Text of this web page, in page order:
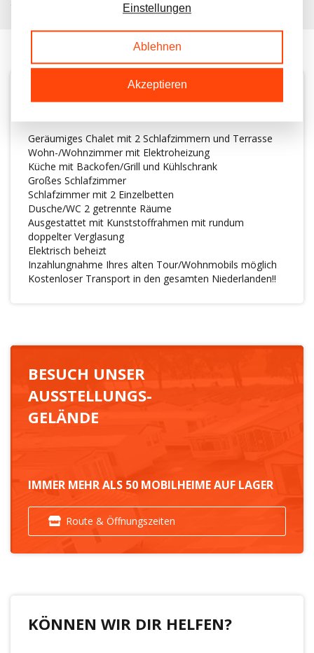
KUNDEN BEWERTEN UNS MIT A 9.6/10
BESCHREIBUNG
Geräumiges Chalet mit 2 Schlafzimmern und Terrasse
Wohn-/Wohnzimmer mit Elektroheizung
Küche mit Backofen/Grill und Kühlschrank
Großes Schlafzimmer
Schlafzimmer mit 2 Einzelbetten
Dusche/WC 2 getrennte Räume
Ausgestattet mit Kunststoffrahmen mit rundum
doppelter Verglasung
Elektrisch beheizt
Inzahlungnahme Ihres alten Tour/Wohnmobils möglich
Kostenloser Transport in den gesamten Niederlanden!!
BESUCH UNSER
AUSSTELLUNGS-
GELÄNDE
IMMER MEHR ALS 50 MOBILHEIME AUF LAGER
Route & Öffnungszeiten
KÖNNEN WIR DIR HELFEN?
Einstellungen
Ablehnen
Akzeptieren